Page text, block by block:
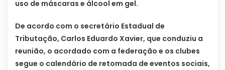
uso de máscaras e álcool em gel.
De acordo com o secretário Estadual de
Tributação, Carlos Eduardo Xavier, que conduziu a
reunião, o acordado com a federação e os clubes
segue o calendário de retomada de eventos sociais,